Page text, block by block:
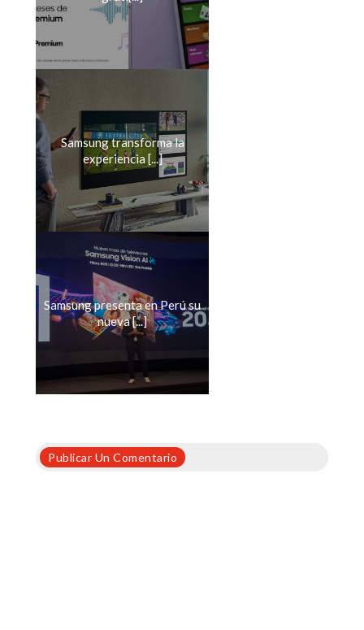
Samsung transforma la
experiencia [...]
Samsung presenta en Perú su
nueva [...]
Publicar Un Comentario